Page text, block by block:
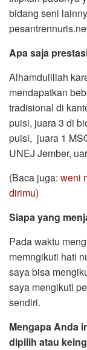
bidang seni
Apa saja
Alhamdulillah
mendapatkan
tradisional di
puisi, juara 3 di
puisi, juara 1
UNEJ Jember,
(Baca juga: weni
dirimu)
Siapa yang
Pada waktu
memngikuti hati
saya bisa
saya mengikuti
sendiri.
Mengapa Anda
dipilih atau